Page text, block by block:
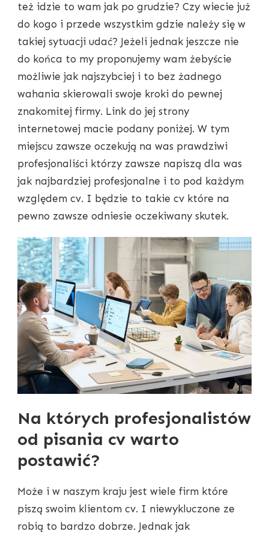
też idzie to wam jak po grudzie? Czy wiecie już
do kogo i przede wszystkim gdzie należy się w
takiej sytuacji udać? Jeżeli jednak jeszcze nie
do końca to my proponujemy wam żebyście
możliwie jak najszybciej i to bez żadnego
wahania skierowali swoje kroki do pewnej
znakomitej firmy. Link do jej strony
internetowej macie podany poniżej. W tym
miejscu zawsze oczekują na was prawdziwi
profesjonaliści którzy zawsze napiszą dla was
jak najbardziej profesjonalne i to pod każdym
względem cv. I będzie to takie cv które na
pewno zawsze odniesie oczekiwany skutek.
Na których profesjonalistów
od pisania cv warto
postawić?
Może i w naszym kraju jest wiele firm które
piszą swoim klientom cv. I niewykluczone ze
robią to bardzo dobrze. Jednak jak